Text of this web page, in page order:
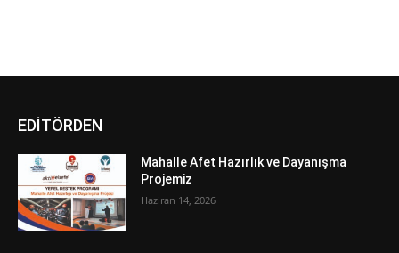
EDİTÖRDEN
Mahalle Afet Hazırlık ve Dayanışma
Projemiz
Haziran 14, 2026